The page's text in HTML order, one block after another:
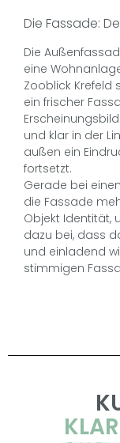
Die Fassade:
Die
eine
Zooblick
ein frischer
und klar in der
außen ein
fortsetzt.
Gerade bei
die Fassade
Objekt Identität,
dazu bei, dass
und einladend
stimmigen